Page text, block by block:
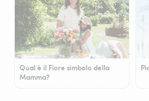
Qual è il Fiore simbolo della
Mamma?